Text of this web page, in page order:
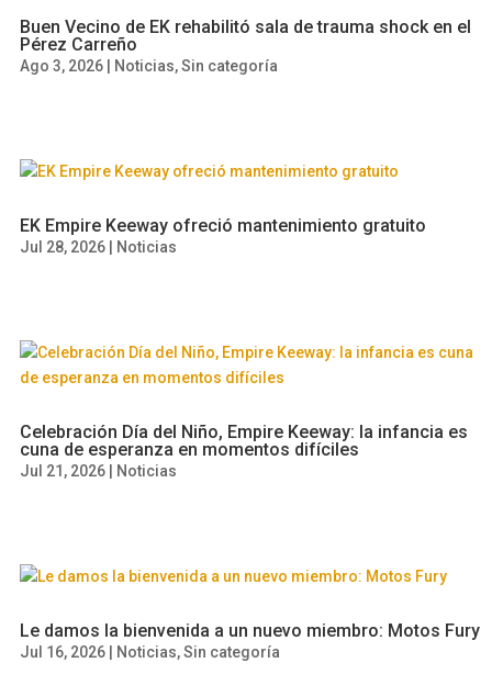
Buen Vecino de EK rehabilitó sala de trauma shock en el
Pérez Carreño
Ago 3, 2026 Noticias,Sin categoría
EK Empire Keeway ofreció mantenimiento gratuito
Jul 28, 2026 Noticias
Celebración Día del Niño, Empire Keeway: la infancia es
cuna de esperanza en momentos difíciles
Jul 21, 2026 Noticias
Le damos la bienvenida a un nuevo miembro: Motos Fury
Jul 16, 2026 Noticias,Sin categoría